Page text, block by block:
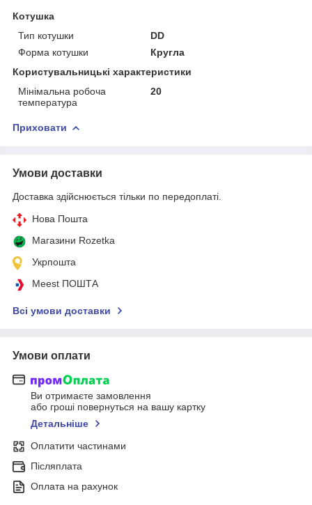
Котушка
Тип котушки
DD
Форма котушки
Кругла
Користувальницькі характеристики
Мінімальна робоча
температура
20
Приховати
Умови доставки
Доставка здійснюється тільки по передоплаті.
Нова Пошта
Магазини Rozetka
Укрпошта
Meest ПОШТА
Всі умови доставки
Умови оплати
Ви отримаєте замовлення
або гроші повернуться на вашу картку
Детальніше
Оплатити частинами
Післяплата
Оплата на рахунок